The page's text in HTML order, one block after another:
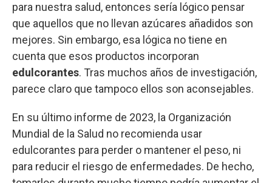
para nuestra salud, entonces sería lógico pensar
que aquellos que no llevan azúcares añadidos son
mejores. Sin embargo, esa lógica no tiene en
cuenta que esos productos incorporan
edulcorantes. Tras muchos años de investigación,
parece claro que tampoco ellos son aconsejables.
En su último informe de 2023, la Organización
Mundial de la Salud no recomienda usar
edulcorantes para perder o mantener el peso, ni
para reducir el riesgo de enfermedades. De hecho,